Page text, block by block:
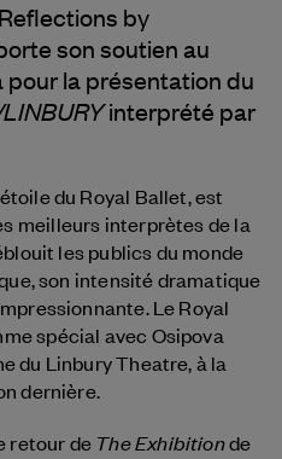
by
son soutien au
pour la présentation du
interprété par
du Royal Ballet, est
meilleurs interprètes de la
les publics du monde
son intensité dramatique
Le Royal
spécial avec Osipova
du Linbury Theatre, à la
dernière.
retour de The Exhibitionde